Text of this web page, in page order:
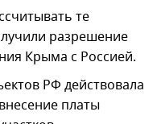
те
разрешение
Крыма с Россией.
РФ действовала
платы